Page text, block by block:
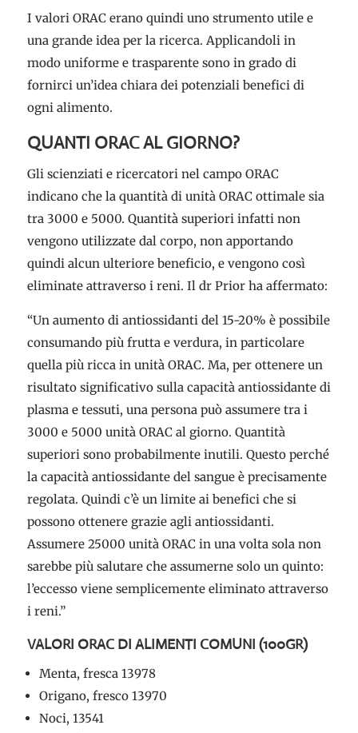
I valori ORAC erano quindi uno strumento utile e
una grande idea per la ricerca. Applicandoli in
modo uniforme e trasparente sono in grado di
fornirci un’idea chiara dei potenziali benefici di
ogni alimento.
QUANTI ORAC AL GIORNO?
Gli scienziati e ricercatori nel campo ORAC
indicano che la quantità di unità ORAC ottimale sia
tra 3000 e 5000. Quantità superiori infatti non
vengono utilizzate dal corpo, non apportando
quindi alcun ulteriore beneficio, e vengono così
eliminate attraverso i reni. Il dr Prior ha affermato:
“Un aumento di antiossidanti del 15-20% è possibile
consumando più frutta e verdura, in particolare
quella più ricca in unità ORAC. Ma, per ottenere un
risultato significativo sulla capacità antiossidante di
plasma e tessuti, una persona può assumere tra i
3000 e 5000 unità ORAC al giorno. Quantità
superiori sono probabilmente inutili. Questo perché
la capacità antiossidante del sangue è precisamente
regolata. Quindi c’è un limite ai benefici che si
possono ottenere grazie agli antiossidanti.
Assumere 25000 unità ORAC in una volta sola non
sarebbe più salutare che assumerne solo un quinto:
l’eccesso viene semplicemente eliminato attraverso
i reni.”
VALORI ORAC DI ALIMENTI COMUNI (100GR)
Menta, fresca 13978
Origano, fresco 13970
Noci, 13541